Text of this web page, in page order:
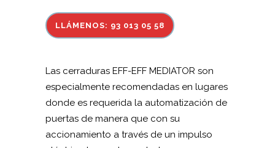
LLÁMENOS: 93 013 05 58
Las cerraduras EFF-EFF MEDIATOR son
especialmente recomendadas en lugares
donde es requerida la automatización de
puertas de manera que con su
accionamiento a través de un impulso